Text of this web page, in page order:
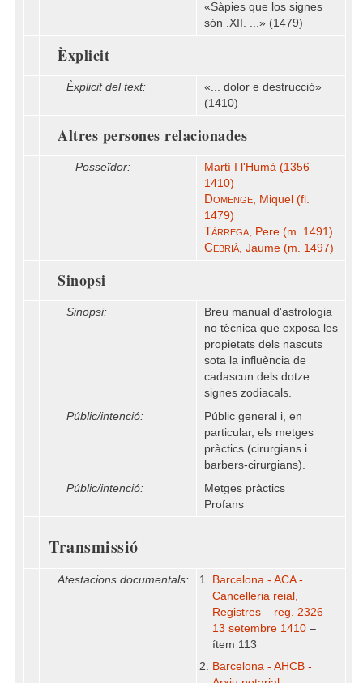
«Sàpies que los signes
són .XII. ...» (1479)
Èxplicit
Èxplicit del text:
«... dolor e destrucció»
(1410)
Altres persones relacionades
Posseïdor:
Martí I l'Humà (1356 –
1410)
Domenge, Miquel (fl.
1479)
Tàrrega, Pere (m. 1491)
Cebrià, Jaume (m. 1497)
Sinopsi
Sinopsi:
Breu manual d'astrologia
no tècnica que exposa les
propietats dels nascuts
sota la influència de
cadascun dels dotze
signes zodiacals.
Públic/intenció:
Públic general i, en
particular, els metges
pràctics (cirurgians i
barbers-cirurgians).
Públic/intenció:
Metges pràctics
Profans
Transmissió
Atestacions documentals:
Barcelona - ACA -
Cancelleria reial,
Registres – reg. 2326 –
13 setembre 1410 –
ítem 113
Barcelona - AHCB -